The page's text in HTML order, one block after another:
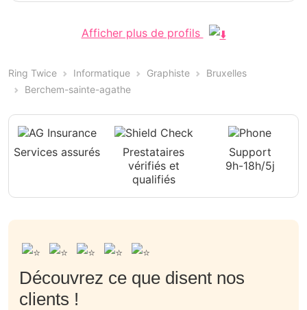
Afficher plus de profils
Ring Twice Informatique Graphiste
Bruxelles
Berchem-sainte-agathe
Services assurés
Prestataires
vérifiés et
qualifiés
Support
9h-18h/5j
Découvrez ce que disent nos
clients !